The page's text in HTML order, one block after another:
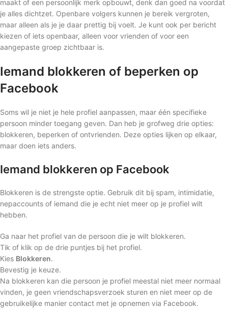
maakt of een persoonlijk merk opbouwt, denk dan goed na voordat
je alles dichtzet. Openbare volgers kunnen je bereik vergroten,
maar alleen als je je daar prettig bij voelt. Je kunt ook per bericht
kiezen of iets openbaar, alleen voor vrienden of voor een
aangepaste groep zichtbaar is.
Iemand blokkeren of beperken op
Facebook
Soms wil je niet je hele profiel aanpassen, maar één specifieke
persoon minder toegang geven. Dan heb je grofweg drie opties:
blokkeren, beperken of ontvrienden. Deze opties lijken op elkaar,
maar doen iets anders.
Iemand blokkeren op Facebook
Blokkeren is de strengste optie. Gebruik dit bij spam, intimidatie,
nepaccounts of iemand die je echt niet meer op je profiel wilt
hebben.
Ga naar het profiel van de persoon die je wilt blokkeren.
Tik of klik op de drie puntjes bij het profiel.
Kies Blokkeren.
Bevestig je keuze.
Na blokkeren kan die persoon je profiel meestal niet meer normaal
vinden, je geen vriendschapsverzoek sturen en niet meer op de
gebruikelijke manier contact met je opnemen via Facebook.